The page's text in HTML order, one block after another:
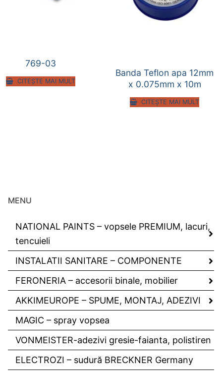
769-03
CITEȘTE MAI MULT
Banda Teflon apa 12mm
x 0.075mm x 10m
CITEȘTE MAI MULT
MENU
NATIONAL PAINTS – vopsele PREMIUM, lacuri,
tencuieli
INSTALATII SANITARE – COMPONENTE
FERONERIA – accesorii binale, mobilier
AKKIMEUROPE – SPUME, MONTAJ, ADEZIVI
MAGIC – spray vopsea
VONMEISTER-adezivi gresie-faianta, polistiren
ELECTROZI – sudură BRECKNER Germany